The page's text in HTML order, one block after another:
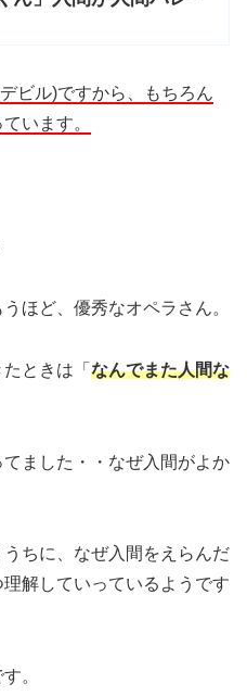
ビル)ですから、もちろん
います。
ほど、優秀なオペラさん。
ときは「 なんでまた人間な
ました・・なぜ入間がよか
ちに、なぜ入間をえらんだ
解していっているようです
。